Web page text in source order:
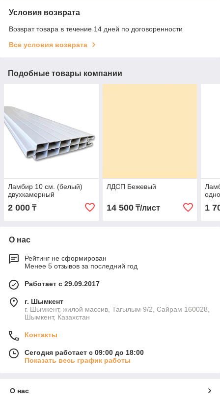
Условия возврата
Возврат товара в течение 14 дней по договоренности
Все условия возврата
Подобные товары компании
Ламбир 10 см. (белый)
двухкамерный
2 000 ₸
ЛДСП Бежевый
14 500₸/лист 1
О нас
Рейтинг не сформирован
Менее 5 отзывов за последний год
Работает с 29.09.2017
г. Шымкент
г. Шымкент, жилой массив, Тагылым 9/2, Сайрам 160028,
Шымкент, Казахстан
Контакты
Сегодня работает с 09:00 до 18:00
Показать весь график работы
О нас